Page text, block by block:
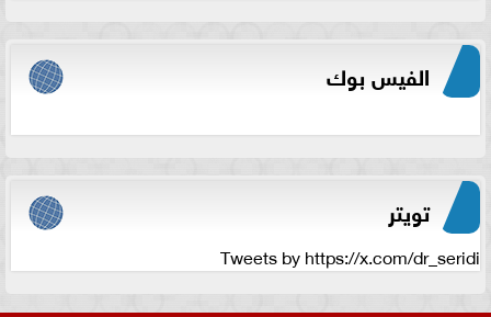
الفيس بوك
تويتر
Tweets by https://x.com/dr_seridi